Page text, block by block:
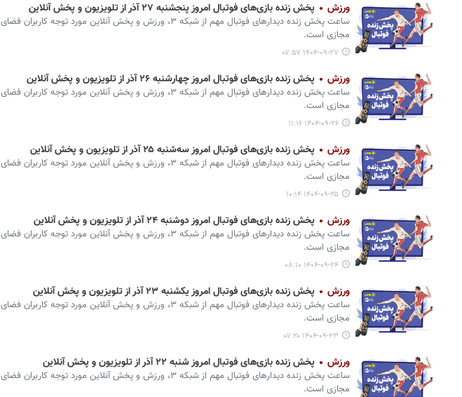
ورزش پخش زنده بازی‌های فوتبال امروز پنجشنبه ۲۷ آذر از تلویزیون و پخش آنلاین
ساعت پخش زنده دیدارهای فوتبال مهم از شبکه ۳، ورزش و پخش آنلاین مورد توجه کاربران فضای
مجازی است.
۱۴۰۴-۰۹-۲۷ ۰۷:۵۷
ورزش پخش زنده بازی‌های فوتبال امروز چهارشنبه ۲۶ آذر از تلویزیون و پخش آنلاین
ساعت پخش زنده دیدارهای فوتبال مهم از شبکه ۳، ورزش و پخش آنلاین مورد توجه کاربران فضای
مجازی است.
۱۴۰۴-۰۹-۲۶ ۱۱:۱۶
ورزش پخش زنده بازی‌های فوتبال امروز سه‌شنبه ۲۵ آذر از تلویزیون و پخش آنلاین
ساعت پخش زنده دیدارهای فوتبال مهم از شبکه ۳، ورزش و پخش آنلاین مورد توجه کاربران فضای
مجازی است.
۱۴۰۴-۰۹-۲۵ ۱۰:۱۴
ورزش پخش زنده بازی‌های فوتبال امروز دوشنبه ۲۴ آذر از تلویزیون و پخش آنلاین
ساعت پخش زنده دیدارهای فوتبال مهم از شبکه ۳، ورزش و پخش آنلاین مورد توجه کاربران فضای
مجازی است.
۱۴۰۴-۰۹-۲۴ ۰۸:۱۰
ورزش پخش زنده بازی‌های فوتبال امروز یکشنبه ۲۳ آذر از تلویزیون و پخش آنلاین
ساعت پخش زنده دیدارهای فوتبال مهم از شبکه ۳، ورزش و پخش آنلاین مورد توجه کاربران فضای
مجازی است.
۱۴۰۴-۰۹-۲۳ ۰۷:۲۰
ورزش پخش زنده بازی‌های فوتبال امروز شنبه ۲۲ آذر از تلویزیون و پخش آنلاین
ساعت پخش زنده دیدارهای فوتبال مهم از شبکه ۳، ورزش و پخش آنلاین مورد توجه کاربران فضای
مجازی است.